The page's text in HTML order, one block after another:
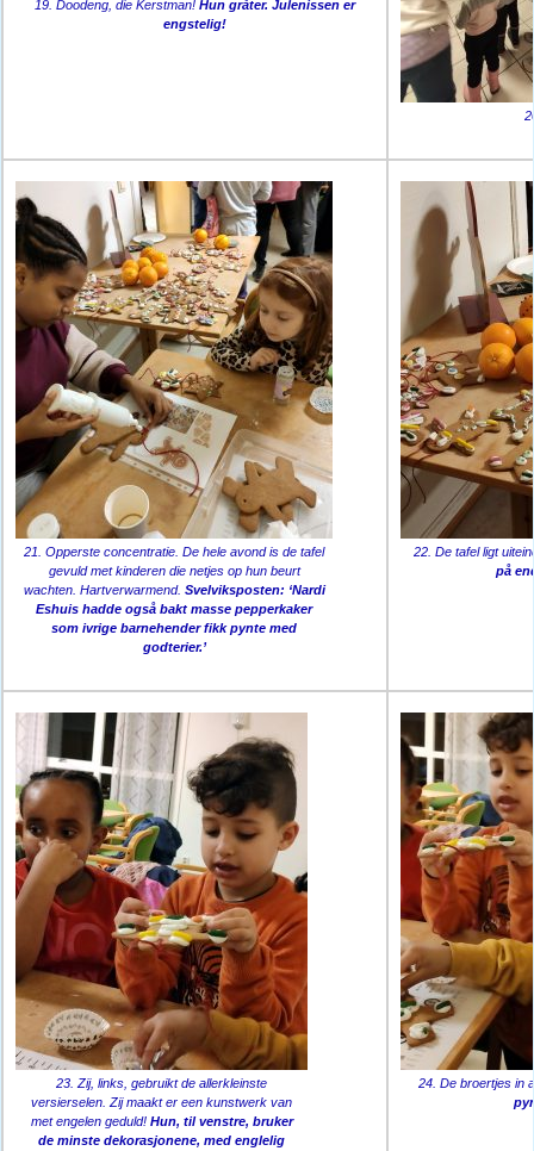
19. Doodeng, die Kerstman! Hun gråter. Julenissen er
engstelig!
21. Opperste concentratie. De hele avond is de tafel
gevuld met kinderen die netjes op hun beurt
wachten. Hartverwarmend. Svelviksposten: ‘Nardi
Eshuis hadde også bakt masse pepperkaker
som ivrige barnehender fikk pynte med
godterier.’
22. De tafel ligt
på
23. Zij, links, gebruikt de allerkleinste
versierselen. Zij maakt er een kunstwerk van
met engelen geduld! Hun, til venstre, bruker
de minste dekorasjonene, med englelig
24. De broertjes in